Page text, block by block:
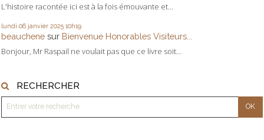
L'histoire racontée ici est à la fois émouvante et...
lundi 06 janvier 2025 10h19
beauchene sur Bienvenue Honorables Visiteurs...
Bonjour, Mr Raspail ne voulait pas que ce livre soit...
RECHERCHER